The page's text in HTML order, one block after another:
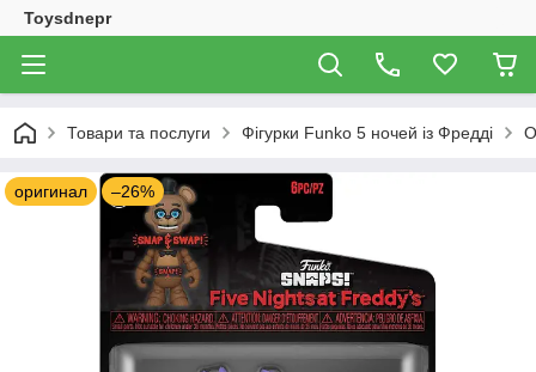
Toysdnepr
Товари та послуги Фігурки Funko 5 ночей із Фредді
оригинал –26%